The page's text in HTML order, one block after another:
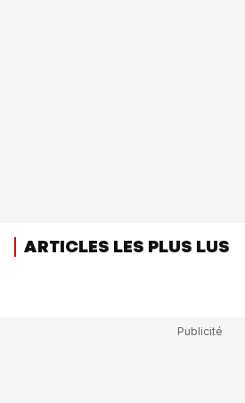
ARTICLES LES PLUS LUS